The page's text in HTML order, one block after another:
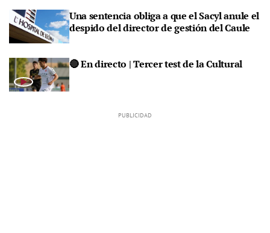
Una sentencia obliga a que el Sacyl anule el
despido del director de gestión del Caule
🔴 En directo | Tercer test de la Cultural